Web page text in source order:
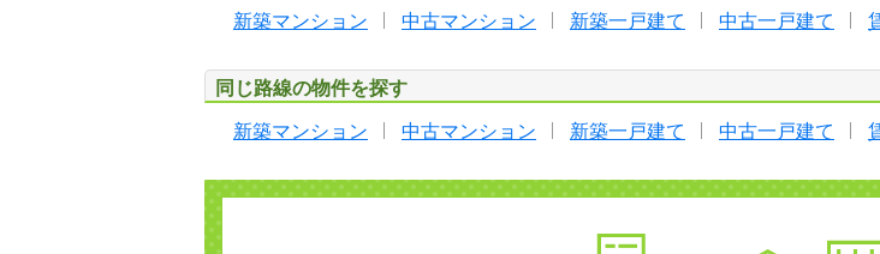
新築マンション 中古マンション 新築一戸建て 中古一戸建て
同じ路線の物件を探す
新築マンション 中古マンション 新築一戸建て 中古一戸建て